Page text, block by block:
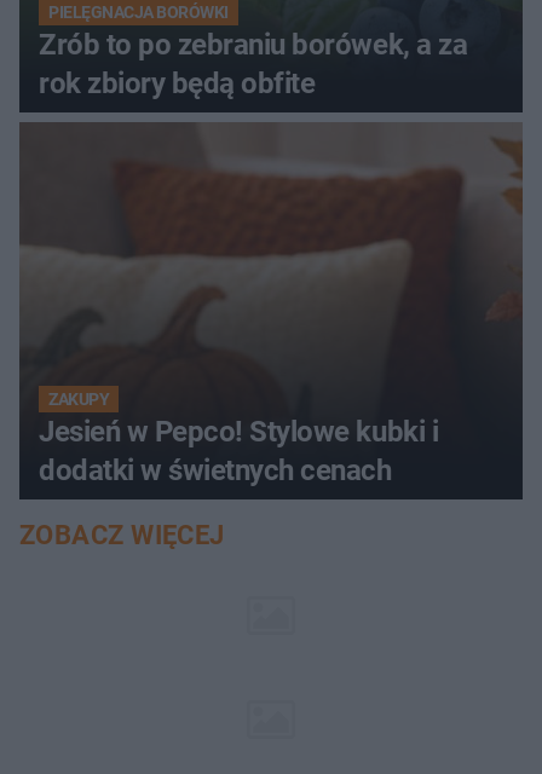
PIELĘGNACJA BORÓWKI
Zrób to po zebraniu borówek, a za
rok zbiory będą obfite
ZAKUPY
Jesień w Pepco! Stylowe kubki i
dodatki w świetnych cenach
ZOBACZ WIĘCEJ